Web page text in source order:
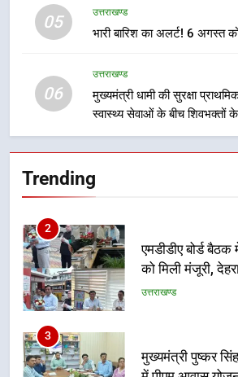
05
उत्तराखण्ड
भारी बारिश का अलर्ट! 6 अगस्त
06
उत्तराखण्ड
मुख्यमंत्री धामी की सुरक्षा
स्वास्थ्य सेवाओं के बीच शिवभक्तों के
कांवड़ मार्ग
Trending
1
अलर्ट पर रहने के
उत्तराखण्ड
2
एमडीडीए बोर्ड
को मिली मंजूरी,
3
मुख्यमंत्री पुष्कर सिंह
में पीएम आवास
4